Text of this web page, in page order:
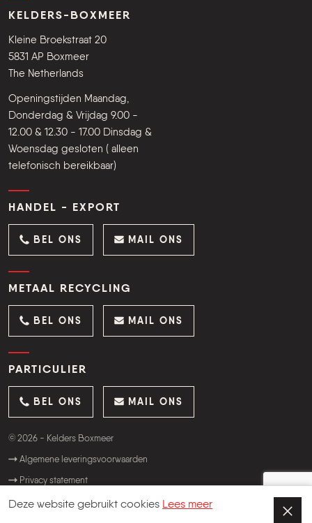
Deze website gebruikt cookies Lees meer
KELDERS-BOXMEER
Kleine Broekstraat 20
5831 AP Boxmeer
The Netherlands
Openingstijden Maandag,
Donderdag & Vrijdag 9.00 -
12.00 & 12.30 - 17.00 Dinsdag &
Woensdag gesloten ( alleen
telefonisch bereikbaar)
HANDEL - EXPORT
BEL ONS MAIL ONS
METAAL RECYCLING
BEL ONS MAIL ONS
PARTICULIER
BEL ONS MAIL ONS
© 2026 - Kelders Boxmeer
Algemene leveringsvoorwaarden
Privacy statement
Website:OrangeTalent